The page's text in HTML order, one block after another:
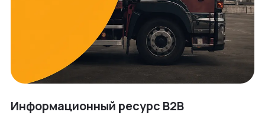
Информационный ресурс B2B